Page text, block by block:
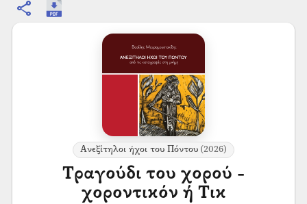
share
Ανεξίτηλοι ήχοι του Πόντου (2026)
Τραγούδι του χορού -
χοροντικόν ή Τικ